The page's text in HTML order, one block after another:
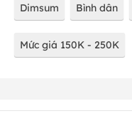
Dimsum Bình dân
Mức giá 150K - 250K